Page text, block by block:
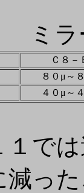
Ｃ８－
８０μ～
４０μ～
で
減っ